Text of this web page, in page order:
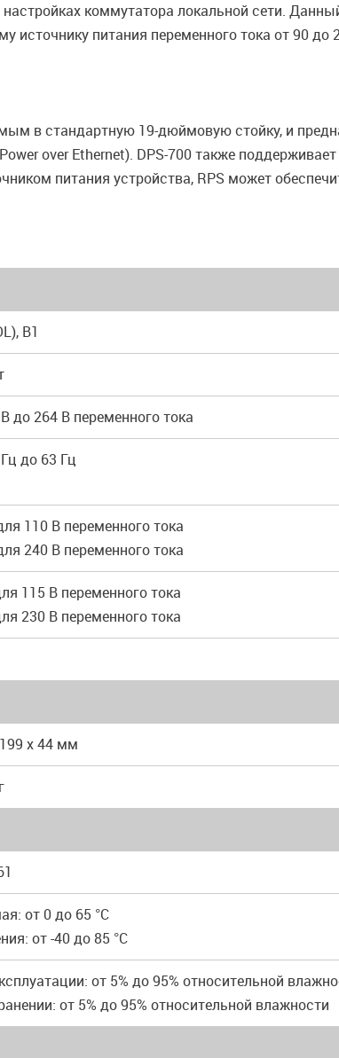
настройках коммутатора локальной сети.
питания переменного тока от 90 до
в стандартную 19-дюймовую стойку, и
over Ethernet). DPS-700 также
питания устройства, RPS может
B1
до 264 В переменного тока
до 63 Гц
110 В переменного тока
240 В переменного тока
115 В переменного тока
230 В переменного тока
x 44 мм
от 0 до 65 °C
от -40 до 85 °C
от 5% до 95% относительной
от 5% до 95% относительной влажности